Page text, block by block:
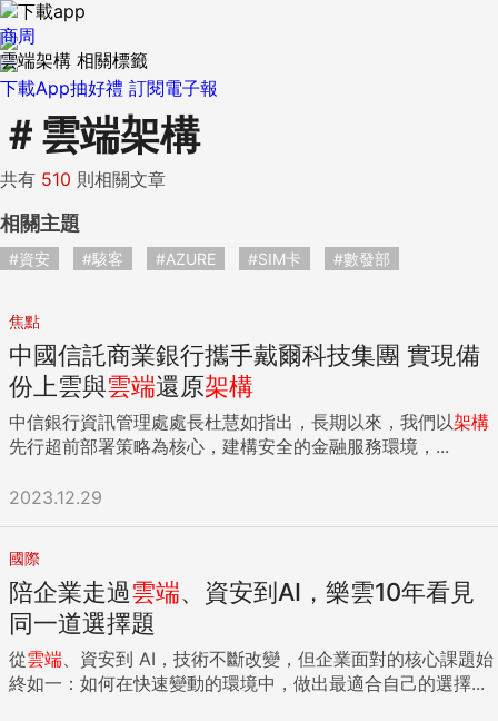
下載App抽好禮 訂閱電子報
商周
雲端架構 相關標籤
＃ 雲端架構
共有 510 則相關文章
相關主題
#資安 #駭客 #AZURE #SIM卡 #數發部
焦點
中國信託商業銀行攜手戴爾科技集團 實現備
份上雲與雲端還原架構
中信銀行資訊管理處處長杜慧如指出，長期以來，我們以架構
先行超前部署策略為核心，建構安全的金融服務環境，...
2023.12.29
國際
陪企業走過雲端、資安到AI，樂雲10年看見
同一道選擇題
從雲端 、資安到 AI，技術不斷改變，但企業面對的核心課題始
終如一：如何在快速變動的環境中，做出最適合自己的選擇...